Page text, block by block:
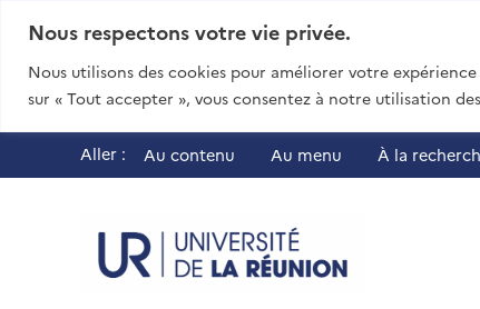
Nous respectons votre vie privée.
Nous utilisons des cookies pour améliorer votre
sur « Tout accepter », vous consentez à notre utilisation
Aller : Au contenu Au menu À la